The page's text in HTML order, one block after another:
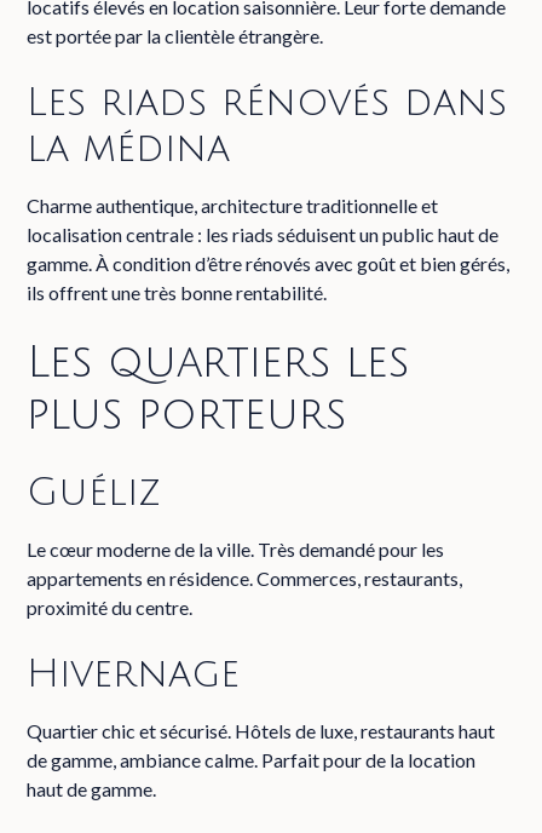
locatifs élevés en location saisonnière. Leur forte demande
est portée par la clientèle étrangère.
Les riads rénovés dans
la médina
Charme authentique, architecture traditionnelle et
localisation centrale : les riads séduisent un public haut de
gamme. À condition d’être rénovés avec goût et bien gérés,
ils offrent une très bonne rentabilité.
Les quartiers les
plus porteurs
Guéliz
Le cœur moderne de la ville. Très demandé pour les
appartements en résidence. Commerces, restaurants,
proximité du centre.
Hivernage
Quartier chic et sécurisé. Hôtels de luxe, restaurants haut
de gamme, ambiance calme. Parfait pour de la location
haut de gamme.